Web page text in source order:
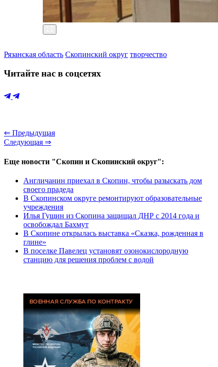
Рязанская область Скопинский округ творчество
Читайте нас в соцсетях
⇐ Предыдущая
Следующая ⇒
Еще новости "Скопин и Скопинский округ":
Англичанин приехал в Скопин, чтобы разыскать дом
своего прадеда
В Скопинском округе ремонтируют образовательные
учреждения
Илья Гущин из Скопина защищал ДНР с 2014 года и
освобождал Бахмут
В Скопине открылась выставка «Сказка, рожденная в
глине»
В поселке Павелец установят озонокислородную
станцию для решения проблем с водой